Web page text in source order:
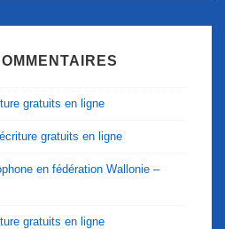
gratuits en ligne
gratuits en ligne
en fédération Wallonie –
gratuits en ligne